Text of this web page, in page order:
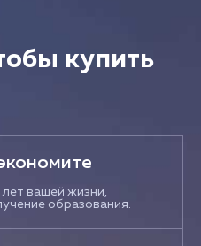
купить
лет вашей жизни,
образования.